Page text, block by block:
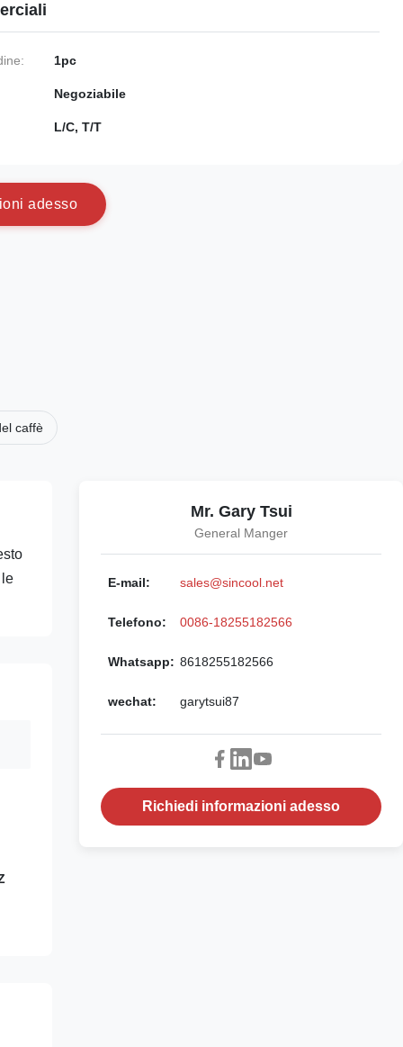
1pc
Negoziabile
L/C, T/T
oni adesso
caffè
Mr. Gary Tsui
General Manger
E-mail: sales@sincool.net
Telefono: 0086-18255182566
Whatsapp: 8618255182566
wechat: garytsui87
Richiedi informazioni adesso